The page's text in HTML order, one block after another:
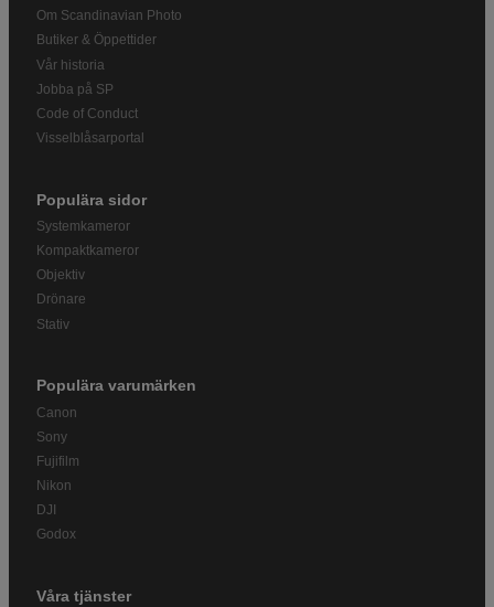
Om Scandinavian Photo
Butiker & Öppettider
Vår historia
Jobba på SP
Code of Conduct
Visselblåsarportal
Populära sidor
Systemkameror
Kompaktkameror
Objektiv
Drönare
Stativ
Populära varumärken
Canon
Sony
Fujifilm
Nikon
DJI
Godox
Våra tjänster